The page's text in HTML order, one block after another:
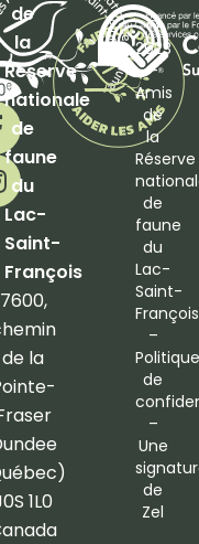
o
o
k
f
g
a
de
la
Réserve
nationale
de
faune
du
Lac-
Saint-
François
7600,
de la
1L0
©
2023
–
Amis
de
la
Réserve
de
faune
du
Lac-
Saint-
François
–
Politique
de
–
Une
de
Zel